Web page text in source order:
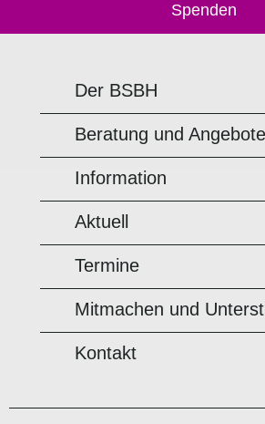
Spenden
Der BSBH
Beratung und Angebote
Information
Aktuell
Termine
Mitmachen und
Kontakt